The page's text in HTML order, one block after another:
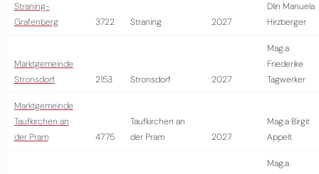
Straning-
Grafenberg
3722 Straning 2027
DIin Manuela
Hirzberger
Marktgemeinde
Stronsdorf
2153 Stronsdorf 2027
Mag.a
Friederike
Tagwerker
Marktgemeinde
Taufkirchen an
der Pram
4775
Taufkirchen an
der Pram
2027
Mag.a Birgit
Appelt
Mag.a